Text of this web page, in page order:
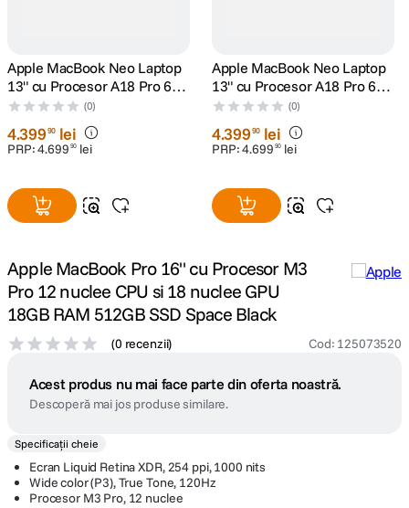
9. dji mic mini
10 . dji osmo
Apple MacBook Neo Laptop
13" cu Procesor A18 Pro 6
nuclee CPU si 5 nuclee GPU
8GB RAM 512GB SSD Blush
(0)
4.39990 lei
PRP:4.699 90 lei
Apple MacBook Neo Laptop
13" cu Procesor A18 Pro 6
nuclee CPU si 5 nuclee GPU
8GB RAM 512GB SSD
Argintiu
(0)
4.39990 lei
PRP:4.699 90 lei
Apple MacBook Pro 16" cu Procesor M3
Pro 12 nuclee CPU si 18 nuclee GPU
18GB RAM 512GB SSD Space Black
(0 recenzii) Cod: 125073520
Acest produs nu mai face parte din oferta noastră.
Descoperă mai jos produse similare.
Specificații cheie
Ecran Liquid Retina XDR, 254 ppi, 1000 nits
Wide color (P3), True Tone, 120Hz
Procesor M3 Pro, 12 nuclee